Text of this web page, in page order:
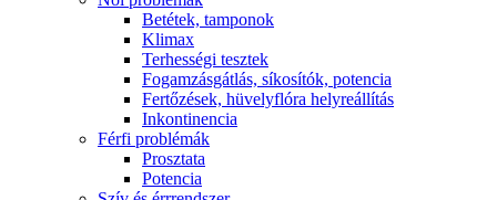
Betétek, tamponok
Klimax
Terhességi tesztek
Fogamzásgátlás, síkosítók, potencia
Fertőzések, hüvelyflóra helyreállítás
Inkontinencia
Férfi problémák
Prosztata
Potencia